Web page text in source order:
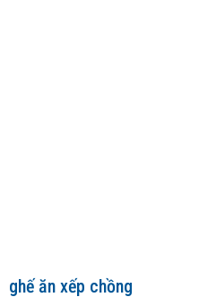
ghế ăn xếp chồng